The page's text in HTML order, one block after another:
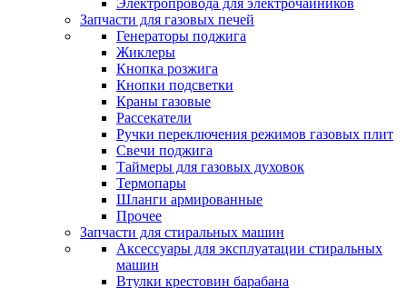
Электропровода для электрочайников
Запчасти для газовых печей
Генераторы поджига
Жиклеры
Кнопка розжига
Кнопки подсветки
Краны газовые
Рассекатели
Ручки переключения режимов газовых плит
Свечи поджига
Таймеры для газовых духовок
Термопары
Шланги армированные
Прочее
Запчасти для стиральных машин
Аксессуары для эксплуатации стиральных
машин
Втулки крестовин барабана